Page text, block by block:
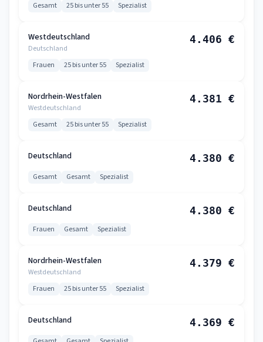
Gesamt 25 bis unter 55 Spezialist
Westdeutschland
Deutschland
4.406 €
Frauen 25 bis unter 55 Spezialist
Nordrhein-Westfalen
Westdeutschland
4.381 €
Gesamt 25 bis unter 55 Spezialist
Deutschland 4.380 €
Gesamt Gesamt Spezialist
Deutschland 4.380 €
Frauen Gesamt Spezialist
Nordrhein-Westfalen
Westdeutschland
4.379 €
Frauen 25 bis unter 55 Spezialist
Deutschland 4.369 €